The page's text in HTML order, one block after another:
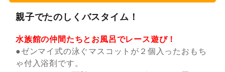
親子でたのしくバスタイム！
水族館の仲間たちとお風呂でレース遊び！
●ゼンマイ式の泳ぐマスコットが２個入ったおもち
ゃ付入浴剤です。